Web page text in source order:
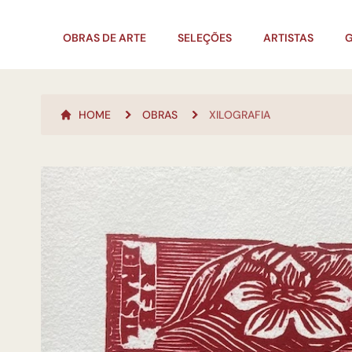
OBRAS DE ARTE SELEÇÕES ARTISTAS
HOME OBRAS XILOGRAFIA